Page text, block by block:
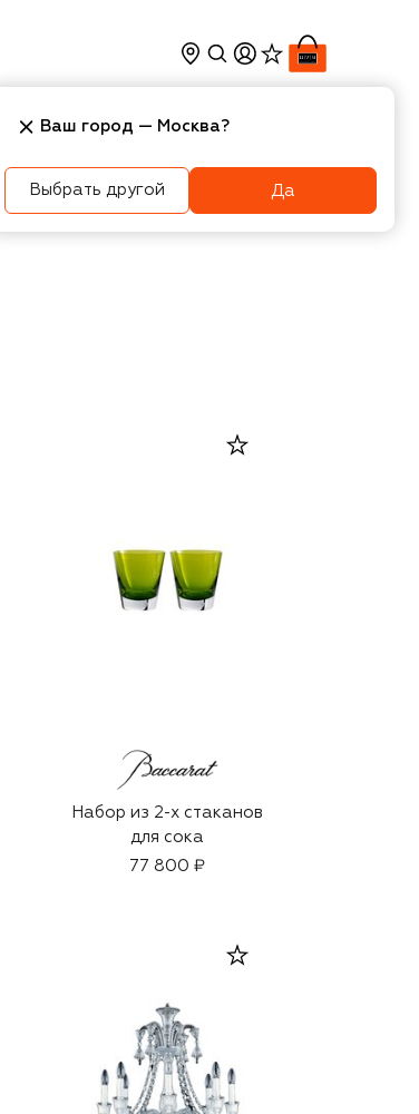
Косметика Интерьер
Набор из 2-х стаканов
для сока
77 800 ₽
Ваш город — Москва?
Выбрать другой Да